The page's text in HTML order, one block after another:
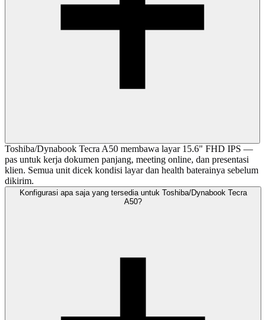
Toshiba/Dynabook Tecra A50 membawa layar 15.6" FHD IPS —
pas untuk kerja dokumen panjang, meeting online, dan presentasi
klien. Semua unit dicek kondisi layar dan health baterainya sebelum
dikirim.
Konfigurasi apa saja yang tersedia untuk Toshiba/Dynabook Tecra
A50?